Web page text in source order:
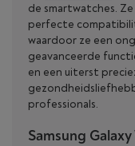
de smartwatches.
perfecte
waardoor ze een
geavanceerde
en een uiterst
professionals.
Samsung